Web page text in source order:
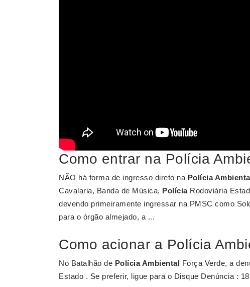
Como entrar na Polícia
NÃO há forma de ingresso direto na Polícia
Cavalaria, Banda de Música, PolíciaRodoviária
devendo primeiramente ingressar na PMSC como
para o órgão almejado, a ...
Como acionar a Polícia
No Batalhão de Polícia Ambiental Força Verde, a
Estado . Se preferir, ligue para o Disque Denúncia :